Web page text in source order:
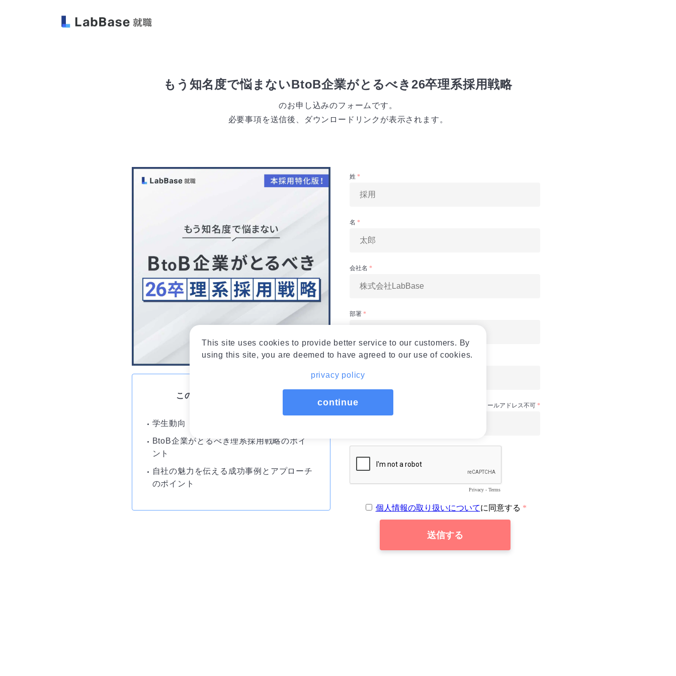
もう知名度で悩まないBtoB企業がとるべき26卒理系採用戦略
のお申し込みのフォームです。
必要事項を送信後、ダウンロードリンクが表示されます。
このレポートからわかること
学生動向・企業動向のトレンド
BtoB企業がとるべき理系採用戦略のポイ
ント
自社の魅力を伝える成功事例とアプローチ
のポイント
This site uses cookies to provide better service to our customers. By
using this site, you are deemed to have agreed to our use of cookies.
privacy policy
continue